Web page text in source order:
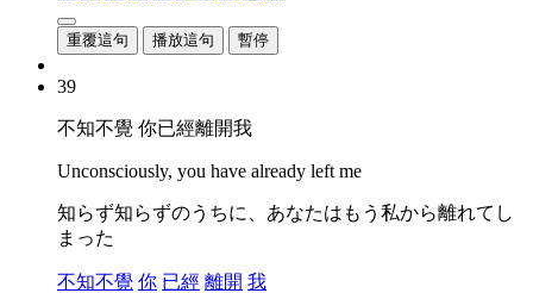
重覆這句 播放這句 暫停
39
不知不覺 你已經離開我
Unconsciously, you have already left me
知らず知らずのうちに、あなたはもう私から離れてし
まった
不知不覺 你 已經 離開 我